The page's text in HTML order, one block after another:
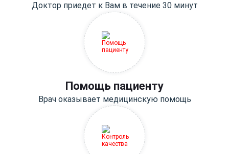
Доктор приедет к Вам в течение 30 минут
Помощь пациенту
Врач оказывает медицинскую помощь